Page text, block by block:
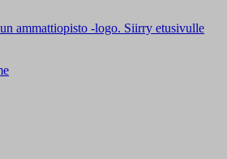
Siirry etusivulle